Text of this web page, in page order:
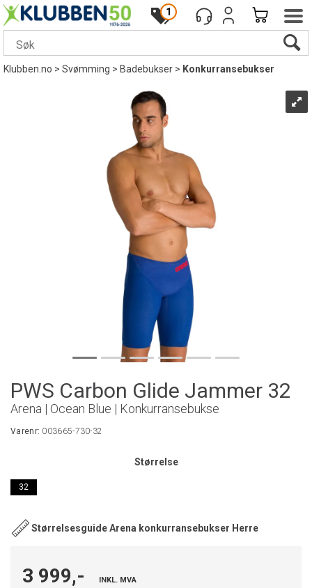
1
Klubben.no>Svømming>Badebukser> Konkurransebukser
PWS Carbon Glide Jammer 32
Arena | Ocean Blue | Konkurransebukse
Varenr: 003665-730-32
Størrelse
32
Størrelsesguide Arena konkurransebukser Herre
3 999,- INKL. MVA